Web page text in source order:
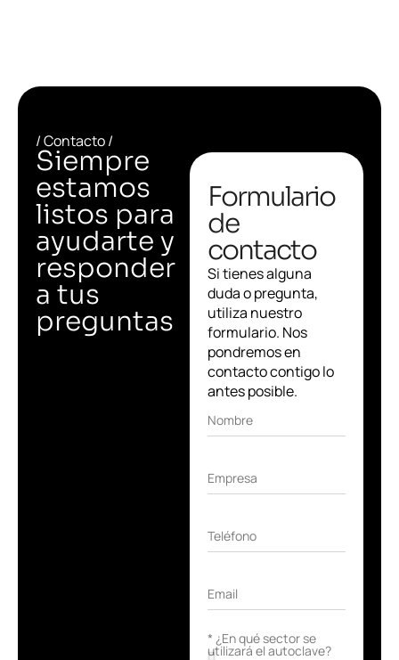
/ Contacto /
Siempre
estamos
listos para
ayudarte y
responder
a tus
preguntas
Formulario
de
contacto
Si tienes alguna
duda o pregunta,
utiliza nuestro
formulario. Nos
pondremos en
contacto contigo lo
antes posible.
Nombre
Empresa
Teléfono
Email
* ¿En qué sector se
utilizará el autoclave?